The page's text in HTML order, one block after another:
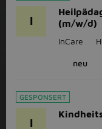
I
(m/w/d)
InCare
neu
GESPONSERT
I